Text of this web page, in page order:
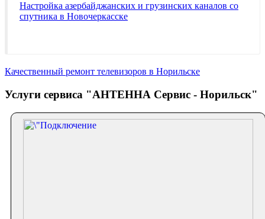
Настройка азербайджанских и грузинских каналов со
спутника в Новочеркасске
Качественный ремонт телевизоров в Норильске
Услуги сервиса "АНТЕННА Сервис - Норильск"